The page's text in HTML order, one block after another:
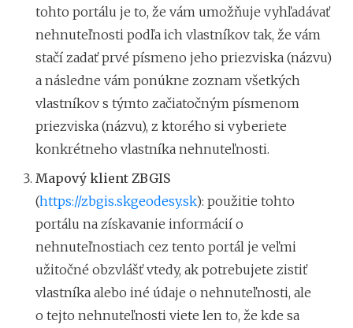
tohto portálu je to, že vám umožňuje vyhľadávať
nehnuteľnosti podľa ich vlastníkov tak, že vám
stačí zadať prvé písmeno jeho priezviska (názvu)
a následne vám ponúkne zoznam všetkých
vlastníkov s týmto začiatočným písmenom
priezviska (názvu), z ktorého si vyberiete
konkrétneho vlastníka nehnuteľnosti.
Mapový klient ZBGIS
(https://zbgis.skgeodesy.sk): použitie tohto
portálu na získavanie informácií o
nehnuteľnostiach cez tento portál je veľmi
užitočné obzvlášť vtedy, ak potrebujete zistiť
vlastníka alebo iné údaje o nehnuteľnosti, ale
o tejto nehnuteľnosti viete len to, že kde sa